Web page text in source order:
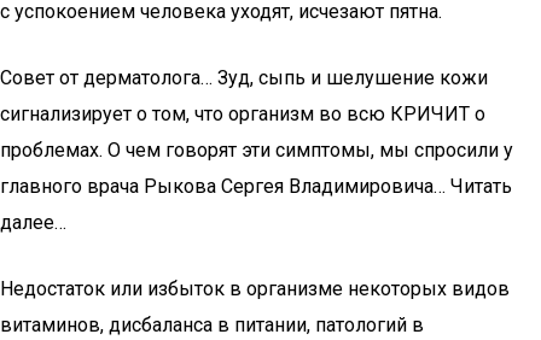
с успокоением человека уходят, исчезают пятна.
Совет от дерматолога… Зуд, сыпь и шелушение кожи
сигнализирует о том, что организм во всю КРИЧИТ о
проблемах. О чем говорят эти симптомы, мы спросили у
главного врача Рыкова Сергея Владимировича… Читать
далее…
Недостаток или избыток в организме некоторых видов
витаминов, дисбаланса в питании, патологий в